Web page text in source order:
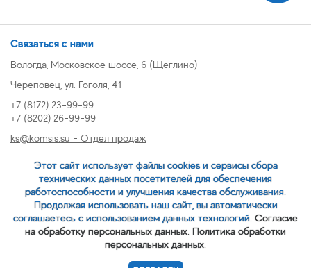
Связаться с нами
Вологда, Московское шоссе, 6 (Щеглино)
Череповец, ул. Гоголя, 41
+7 (8172) 23-99-99
+7 (8202) 26-99-99
ks@komsis.su - Отдел продаж
oz@komsis.su - Отдел закупок
ЗАКАЗАТЬ ЗВОНОК
Этот сайт использует файлы cookies и сервисы сбора
технических данных посетителей для обеспечения
работоспособности и улучшения качества обслуживания.
Продолжая использовать наш сайт, вы автоматически
соглашаетесь с использованием данных технологий. Согласие
на обработку персональных данных. Политика обработки
персональных данных.